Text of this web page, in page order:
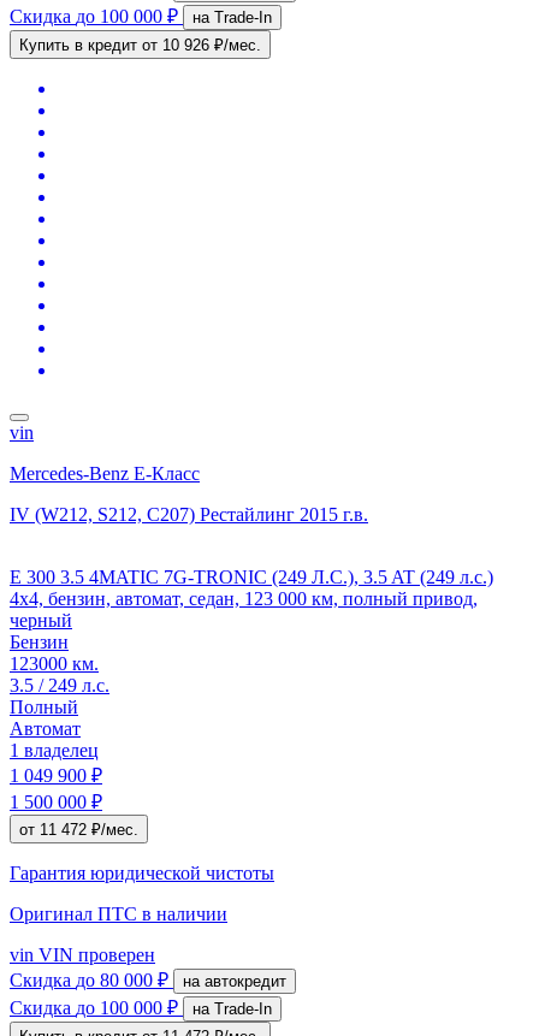
Скидка до 100 000 ₽
на Trade-In
Купить в кредит от 10 926 ₽/мес.
vin
Mercedes-Benz E-Класс
IV (W212, S212, C207) Рестайлинг 2015 г.в.
E 300 3.5 4MATIC 7G-TRONIC (249 Л.С.), 3.5 AT (249 л.с.)
4x4, бензин, автомат, седан, 123 000 км, полный привод,
черный
Бензин
123000 км.
3.5 / 249 л.с.
Полный
Автомат
1 владелец
1 049 900 ₽
1 500 000 ₽
от 11 472 ₽/мес.
Гарантия юридической чистоты
Оригинал ПТС в наличии
vin VIN проверен
Скидка до 80 000 ₽ на автокредит
Скидка до 100 000 ₽
на Trade-In